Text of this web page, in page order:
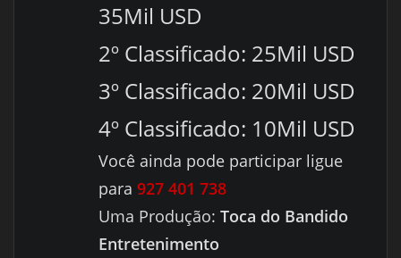
35Mil USD
2º Classificado: 25Mil USD
3º Classificado: 20Mil USD
4º Classificado: 10Mil USD
Você ainda pode participar ligue
para927 401 738
Uma Produção:Toca do Bandido
Entretenimento